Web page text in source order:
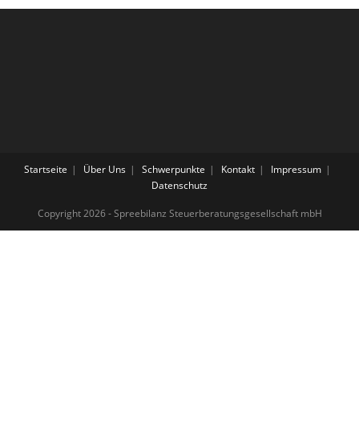
Startseite Über Uns Schwerpunkte Kontakt
Impressum
Datenschutz
Copyright 2026 - Spreebilanz Steuerberatungsgesellschaft mbH